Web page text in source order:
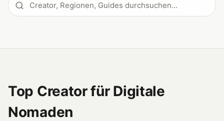
Top Creator für Digitale
Nomaden